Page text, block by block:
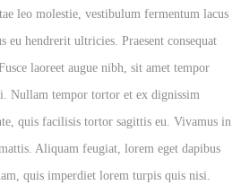
leo molestie, vestibulum fermentum lacus
eu hendrerit ultricies. Praesent consequat
laoreet augue nibh, sit amet tempor
Nullam tempor tortor et ex dignissim
quis facilisis tortor sagittis eu. Vivamus in
Aliquam feugiat, lorem eget dapibus
quis imperdiet lorem turpis quis nisi.